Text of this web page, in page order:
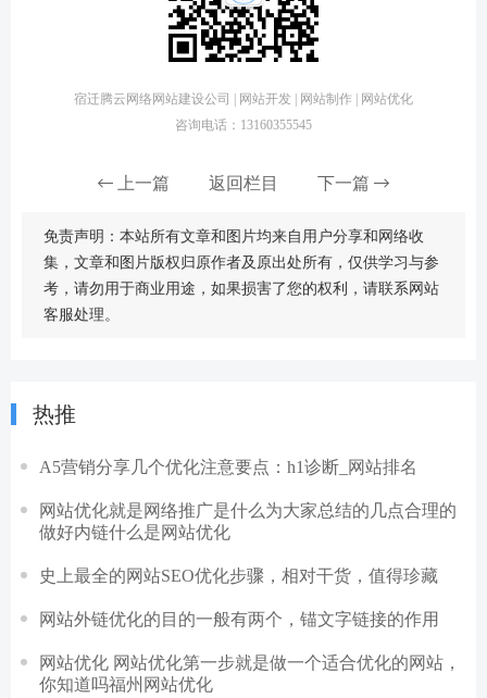
宿迁腾云网络网站建设公司 | 网站开发 | 网站制作 | 网站优化
咨询电话：13160355545
上一篇 返回栏目 下一篇
免责声明：本站所有文章和图片均来自用户分享和网络收
集，文章和图片版权归原作者及原出处所有，仅供学习与参
考，请勿用于商业用途，如果损害了您的权利，请联系网站
客服处理。
热推
A5营销分享几个优化注意要点：h1诊断_网站排名
网站优化就是网络推广是什么为大家总结的几点合理的
做好内链什么是网站优化
史上最全的网站SEO优化步骤，相对干货，值得珍藏
网站外链优化的目的一般有两个，锚文字链接的作用
网站优化 网站优化第一步就是做一个适合优化的网站，
你知道吗福州网站优化